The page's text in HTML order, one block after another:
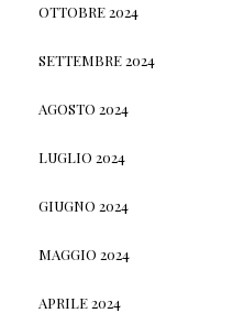
OTTOBRE 2024
SETTEMBRE 2024
AGOSTO 2024
LUGLIO 2024
GIUGNO 2024
MAGGIO 2024
APRILE 2024